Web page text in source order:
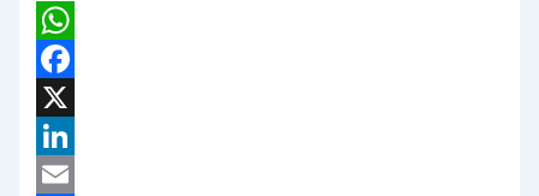
WhatsApp
Facebook
X
LinkedIn